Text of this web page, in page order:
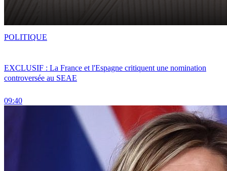
EXCLUSIF : La France et l'Espagne critiquent une nomination
controversée au SEAE
09:40
POLITIQUE